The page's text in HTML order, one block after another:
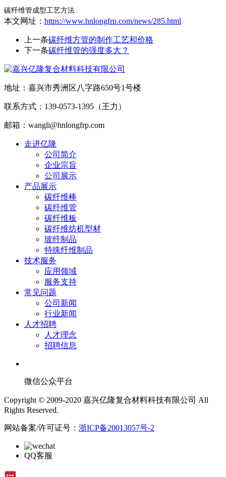
碳纤维管成型工艺方法
本文网址： https://www.hnlongfrp.com/news/285.html
上一条碳纤维方管的制作工艺和价格
下一条碳纤维管的强度多大？
地址：嘉兴市秀洲区八字路650号1号楼
联系方式：139-0573-1395（王力）
邮箱：wangli@hnlongfrp.com
走进亿隆
公司简介
企业宗旨
公司展示
产品展示
碳纤维棒
碳纤维管
碳纤维板
碳纤维纺机型材
玻纤制品
特殊纤维制品
技术服务
应用领域
服务支持
常见问题
公司新闻
行业新闻
人才招聘
人才理念
招聘信息
微信公众平台
Copyright © 2009-2020 嘉兴亿隆复合材料科技有限公司 All
Rights Reserved.
网站备案/许可证号： 浙ICP备20013057号-2
QQ客服